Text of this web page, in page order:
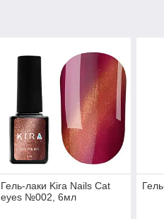
Гель-лаки Kira Nails Cat
eyes №002, 6мл